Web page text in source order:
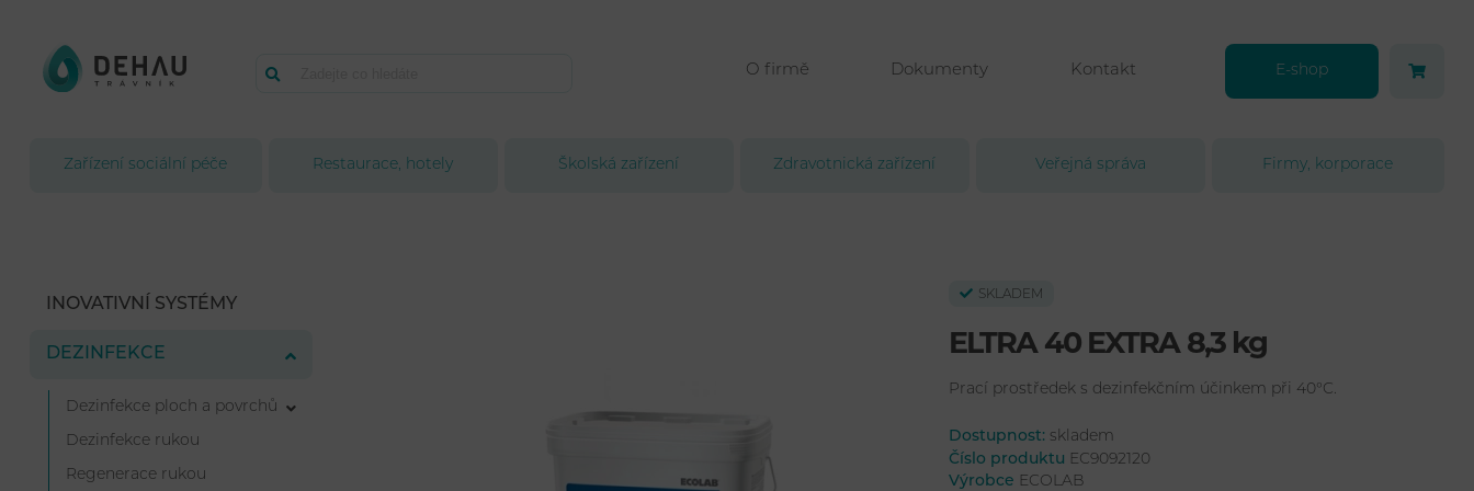
O firmě Dokumenty Kontakt E-shop
Zařízení sociální péče Restaurace, hotely Školská zařízení Zdravotnická zařízení Veřejná správa Firmy, korporace
INOVATIVNÍ SYSTÉMY
DEZINFEKCE
Dezinfekce ploch a povrchů
Dezinfekce rukou
Regenerace rukou
SKLADEM
ELTRA 40 EXTRA 8,3 kg
Prací prostředek s dezinfekčním účinkem při 40°C.
Dostupnost: skladem
Číslo produktu EC9092120
Výrobce ECOLAB